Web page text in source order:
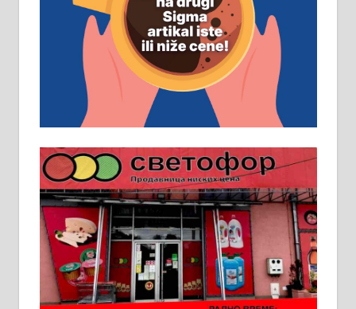
Рудник и флотација Рудник
д.о.о. Рудник запошљава 20
помоћника рудара. Услови:
Основна школа, пожељно радно
искуство на истим и сличним
пословима, али не и неопходан
услов. Обезбеђен смештај,
превоз, исхрана. 032/57-41-122 –
локал 22
Пружам услуге завршних радова
у грађевини, хидроизолације и
молерских радова. 061/25-28-058
Ало таксију потребан возач са Б
категоријом. 064/02-85-511